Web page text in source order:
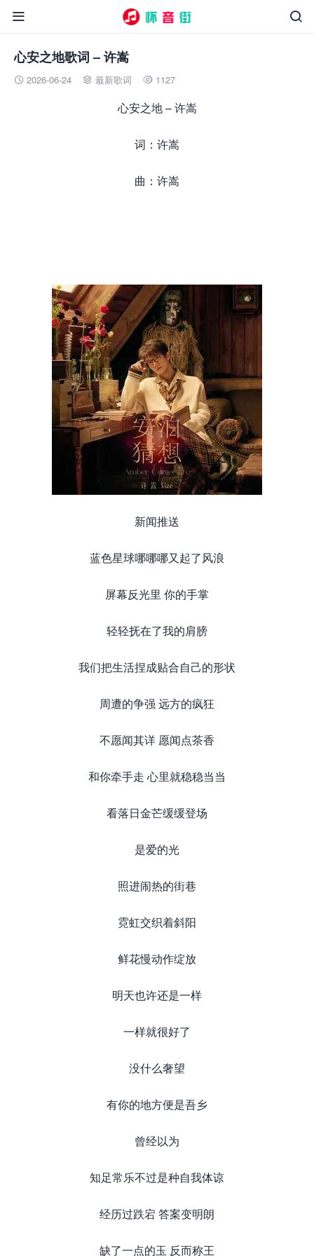


心安之地歌词 – 许嵩
 2026-06-24  最新歌词  1127
心安之地 – 许嵩
词：许嵩
曲：许嵩
新闻推送
蓝色星球哪哪哪又起了风浪
屏幕反光里 你的手掌
轻轻抚在了我的肩膀
我们把生活捏成贴合自己的形状
周遭的争强 远方的疯狂
不愿闻其详 愿闻点茶香
和你牵手走 心里就稳稳当当
看落日金芒缓缓登场
是爱的光
照进闹热的街巷
霓虹交织着斜阳
鲜花慢动作绽放
明天也许还是一样
一样就很好了
没什么奢望
有你的地方便是吾乡
曾经以为
知足常乐不过是种自我体谅
经历过跌宕 答案变明朗
缺了一点的玉 反而称王